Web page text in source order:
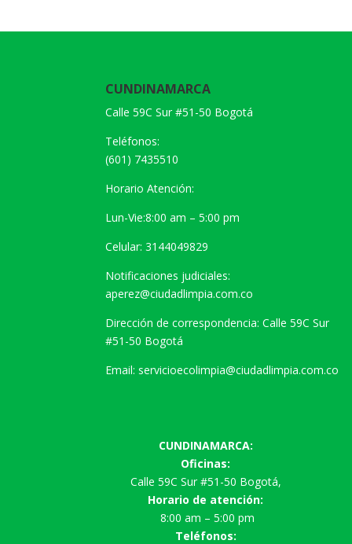
CUNDINAMARCA
Calle 59C Sur #51-50 Bogotá
Teléfonos:
(601) 7435510
Horario Atención:
Lun-Vie:8:00 am – 5:00 pm
Celular: 3144049829
Notificaciones judiciales:
aperez@ciudadlimpia.com.co
Dirección de correspondencia: Calle 59C Sur
#51-50 Bogotá
Email: servicioecolimpia@ciudadlimpia.com.co
CUNDINAMARCA:
Oficinas:
Calle 59C Sur #51-50 Bogotá,
Horario de atención:
8:00 am – 5:00 pm
Teléfonos: